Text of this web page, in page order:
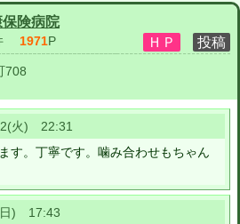
険病院
1971P
708
火) 22:31
す。丁寧です。噛み合わせもちゃん
) 17:43